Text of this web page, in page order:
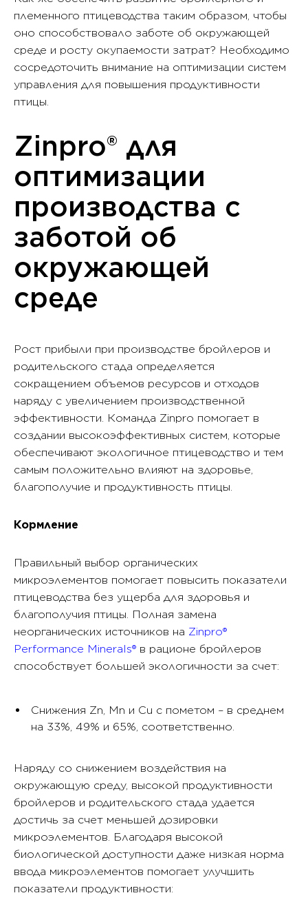
племенного птицеводства таким образом, чтобы
оно способствовало заботе об окружающей
среде и росту окупаемости затрат? Необходимо
сосредоточить внимание на оптимизации систем
управления для повышения продуктивности
птицы.
Zinpro® для
оптимизации
производства с
заботой об
окружающей
среде
Рост прибыли при производстве бройлеров и
родительского стада определяется
сокращением объемов ресурсов и отходов
наряду с увеличением производственной
эффективности. Команда Zinpro помогает в
создании высокоэффективных систем, которые
обеспечивают экологичное птицеводство и тем
самым положительно влияют на здоровье,
благополучие и продуктивность птицы.
Кормление
Правильный выбор органических
микроэлементов помогает повысить показатели
птицеводства без ущерба для здоровья и
благополучия птицы. Полная замена
неорганических источников на Zinpro®
Performance Minerals® в рационе бройлеров
способствует большей экологичности за счет:
Снижения Zn, Mn и Cu с пометом – в среднем
на 33%, 49% и 65%, соответственно.
Наряду со снижением воздействия на
окружающую среду, высокой продуктивности
бройлеров и родительского стада удается
достичь за счет меньшей дозировки
микроэлементов. Благодаря высокой
биологической доступности даже низкая норма
ввода микроэлементов помогает улучшить
показатели продуктивности: